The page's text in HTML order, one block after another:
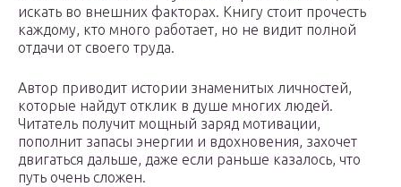
искать во внешних факторах. Книгу стоит прочесть
каждому, кто много работает, но не видит полной
отдачи от своего труда.
Автор приводит истории знаменитых личностей,
которые найдут отклик в душе многих людей.
Читатель получит мощный заряд мотивации,
пополнит запасы энергии и вдохновения, захочет
двигаться дальше, даже если раньше казалось, что
путь очень сложен.